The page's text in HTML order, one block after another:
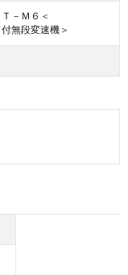
－Ｍ６＜
無段変速機＞